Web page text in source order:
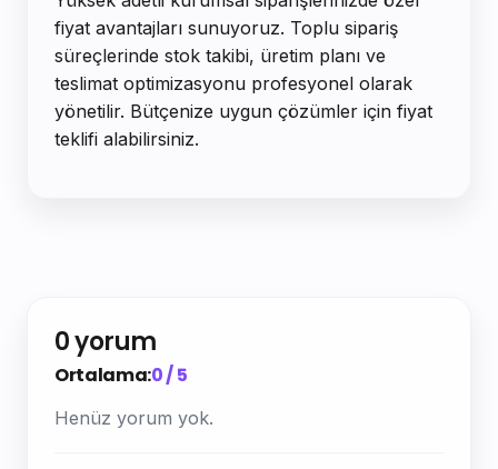
fiyat avantajları sunuyoruz. Toplu sipariş
süreçlerinde stok takibi, üretim planı ve
teslimat optimizasyonu profesyonel olarak
yönetilir. Bütçenize uygun çözümler için fiyat
teklifi alabilirsiniz.
0 yorum
Ortalama:0 / 5
Henüz yorum yok.